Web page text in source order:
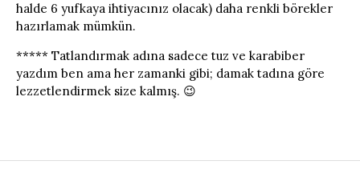
halde 6 yufkaya ihtiyacınız olacak) daha renkli börekler
hazırlamak mümkün.
***** Tatlandırmak adına sadece tuz ve karabiber
yazdım ben ama her zamanki gibi; damak tadına göre
lezzetlendirmek size kalmış. 😉